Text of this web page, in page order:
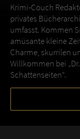
Krimi-Couch
privates
umfasst. Kommen
amüsante kleine
Charme, skurrilen
Willkommen bei
Schattenseiten“.